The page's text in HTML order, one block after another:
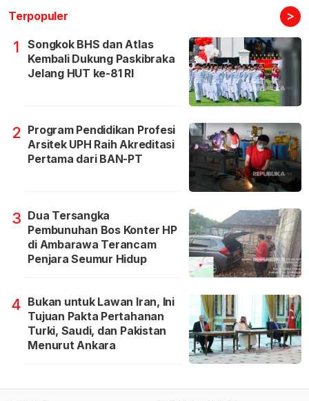
Terpopuler >
1
Songkok BHS dan Atlas
Kembali Dukung Paskibraka
Jelang HUT ke-81 RI
2 Program Pendidikan Profesi
Arsitek UPH Raih Akreditasi
Pertama dari BAN-PT
3 Dua Tersangka
Pembunuhan Bos Konter HP
di Ambarawa Terancam
Penjara Seumur Hidup
4 Bukan untuk Lawan Iran, Ini
Tujuan Pakta Pertahanan
Turki, Saudi, dan Pakistan
Menurut Ankara